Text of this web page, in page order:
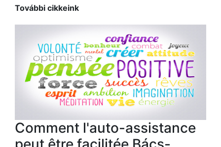
További cikkeink
Comment l'auto-assistance